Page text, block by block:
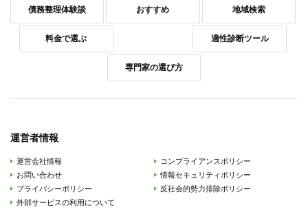
債務整理体験談 おすすめ 地域検索
料金で選ぶ 適性診断ツール
専門家の選び方
運営者情報
運営会社情報
お問い合わせ
プライバシーポリシー
外部サービスの利用について
コンプライアンスポリシー
情報セキュリティポリシー
反社会的勢力排除ポリシー